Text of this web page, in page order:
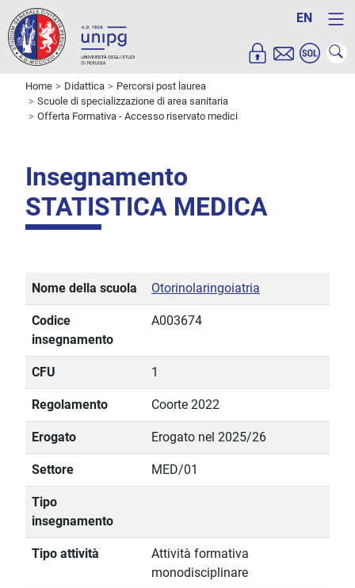
EN
Home Didattica
Percorsi post laurea
Scuole di specializzazione di area sanitaria
Offerta Formativa - Accesso riservato medici
Insegnamento
STATISTICA MEDICA
Nome della scuola Otorinolaringoiatria
Codice
insegnamento
A003674
CFU 1
Regolamento Coorte 2022
Erogato Erogato nel 2025/26
Settore MED/01
Tipo
insegnamento
Tipo attività
Attività formativa
monodisciplinare